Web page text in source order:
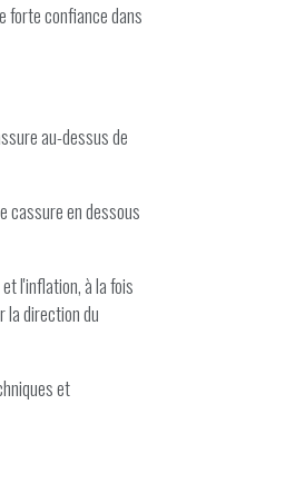
forte confiance dans
au-dessus de
cassure en dessous
l'inflation, à la fois
la direction du
et